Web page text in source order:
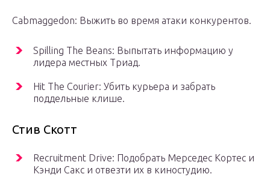
Cabmaggedon: Выжить во время атаки конкурентов.
Spilling The Beans: Выпытать информацию у
лидера местных Триад.
Hit The Courier: Убить курьера и забрать
поддельные клише.
Стив Скотт
Recruitment Drive: Подобрать Мерседес Кортес и
Кэнди Сакс и отвезти их в киностудию.